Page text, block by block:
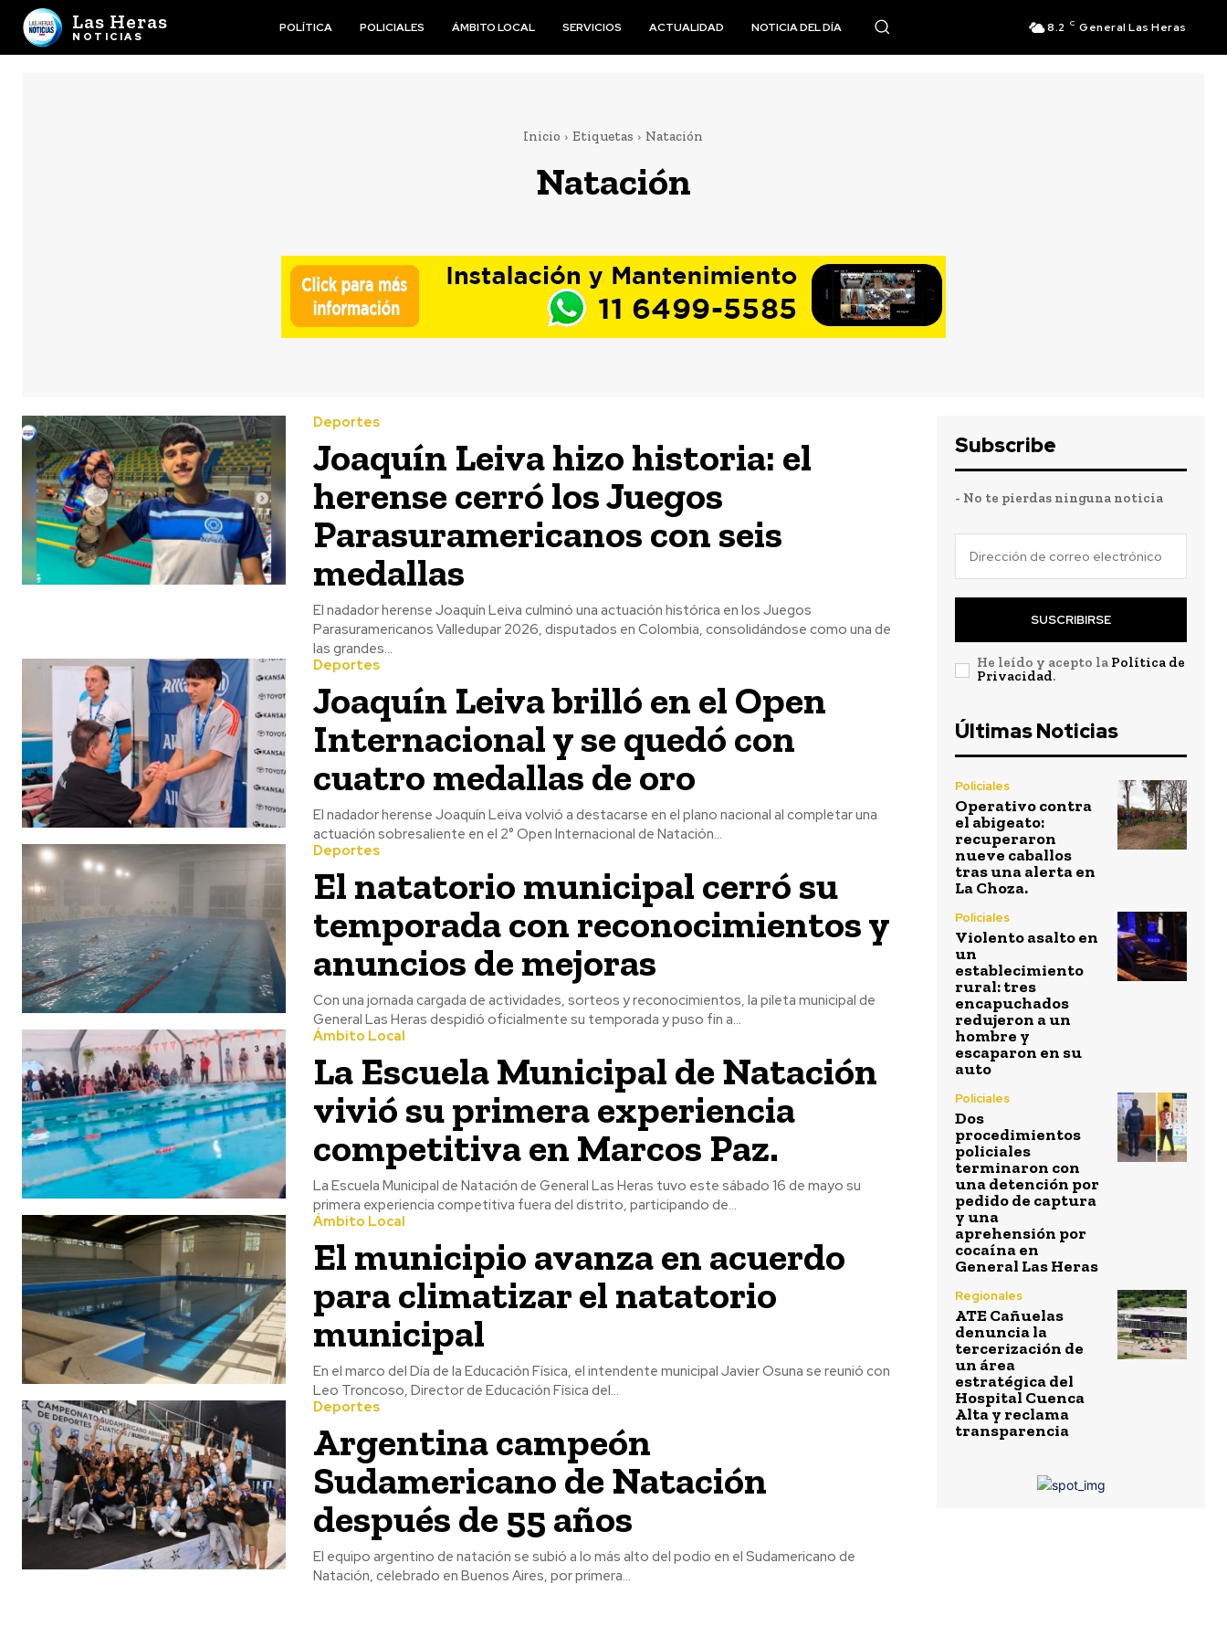
Las Heras
NOTICIAS
POLÍTICA POLICIALES ÁMBITO LOCAL SERVICIOS ACTUALIDAD NOTICIA DEL DÍA 8.2 C General Las Heras
Inicio Etiquetas Natación
Natación
Deportes
Joaquín Leiva hizo historia: el
herense cerró los Juegos
Parasuramericanos con seis
medallas
El nadador herense Joaquín Leiva culminó una actuación histórica en los Juegos
Parasuramericanos Valledupar 2026, disputados en Colombia, consolidándose como una de
las grandes...
Deportes
Joaquín Leiva brilló en el Open
Internacional y se quedó con
cuatro medallas de oro
El nadador herense Joaquín Leiva volvió a destacarse en el plano nacional al completar una
actuación sobresaliente en el 2° Open Internacional de Natación...
Deportes
El natatorio municipal cerró su
temporada con reconocimientos y
anuncios de mejoras
Con una jornada cargada de actividades, sorteos y reconocimientos, la pileta municipal de
General Las Heras despidió oficialmente su temporada y puso fin a...
Ámbito Local
La Escuela Municipal de Natación
vivió su primera experiencia
competitiva en Marcos Paz.
La Escuela Municipal de Natación de General Las Heras tuvo este sábado 16 de mayo su
primera experiencia competitiva fuera del distrito, participando de...
Ámbito Local
El municipio avanza en acuerdo
para climatizar el natatorio
municipal
En el marco del Día de la Educación Física, el intendente municipal Javier Osuna se reunió con
Leo Troncoso, Director de Educación Física del...
Deportes
Argentina campeón
Sudamericano de Natación
después de 55 años
El equipo argentino de natación se subió a lo más alto del podio en el Sudamericano de
Natación, celebrado en Buenos Aires, por primera...
Subscribe
- No te pierdas ninguna noticia
SUSCRIBIRSE
He leído y acepto la Política de
Privacidad.
Últimas Noticias
Policiales
Operativo contra
el abigeato:
recuperaron
nueve caballos
tras una alerta en
La Choza.
Policiales
Violento asalto en
un
establecimiento
rural: tres
encapuchados
redujeron a un
hombre y
escaparon en su
auto
Policiales
Dos
procedimientos
policiales
terminaron con
una detención por
pedido de captura
y una
aprehensión por
cocaína en
General Las Heras
Regionales
ATE Cañuelas
denuncia la
tercerización de
un área
estratégica del
Hospital Cuenca
Alta y reclama
transparencia